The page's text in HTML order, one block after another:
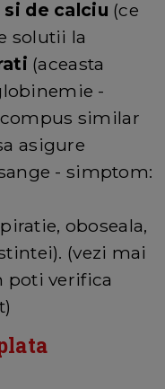
de calciu (ce
solutii la
(aceasta
-
similar
asigure
- simptom:
oboseala,
(vezi mai
poti verifica